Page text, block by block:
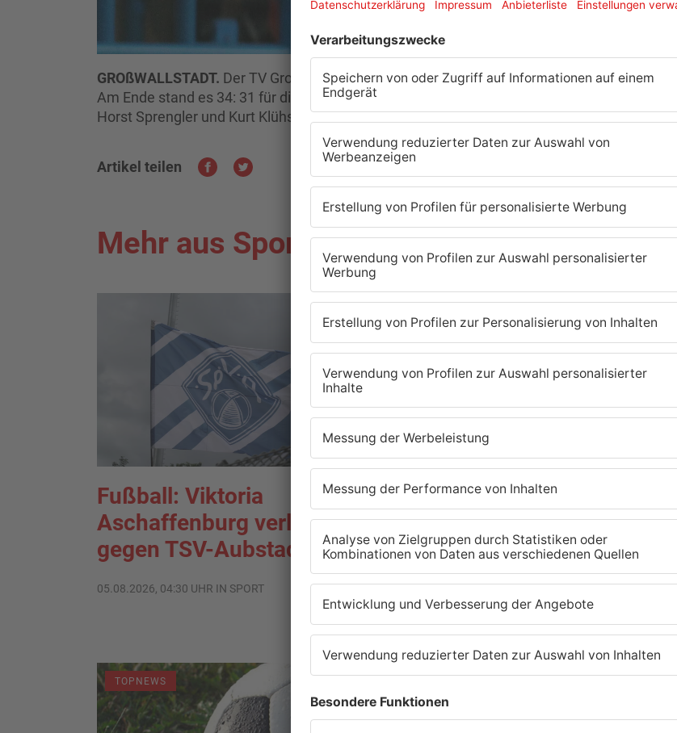
GROßWALLSTADT. Der TV Großwallstadt hat auswärts gegen den TV Hüttenberg verloren.
Am Ende stand es 34: 31 für die Gastgeber. Im Zuschauerraum saßen auch die Weltmeister
Horst Sprengler und Kurt Klühspies.
Artikel teilen
Mehr aus Sport
Fußball: Viktoria
Aschaffenburg verliert
gegen TSV-Aubstadt
05.08.2026, 04:30 UHR IN SPORT
Sportergebnisse: TV
Großwallstadt gewinnt den
Untermain-Cup
03.08.2026, 07:38 UHR IN SPORT
TOPNEWS